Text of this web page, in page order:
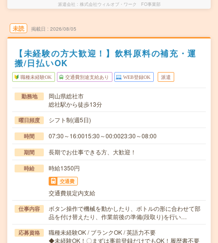
派遣会社 株式会社ウィルオブ・ワーク FO事業部
未読 掲載日 2026/08/05
【未経験の方大歓迎！】飲料原料の補充・運
搬/日払いOK
職種未経験OK 交通費別途支給あり WEB登録OK 派遣
勤務地
岡山県総社市
総社駅から徒歩13分
曜日頻度 シフト制(週5日)
時間 07:30～16:0015:30～00:0023:30～08:00
期間 長期でお仕事できる方、大歓迎！
時給 時給1350円
交通費
交通費規定内支給
仕事内容
ボタン操作で機械を動かしたり、ボトルの形に合わせて部
品を付け替えたり、作業前後の準備(段取り)を行い…
応募資格
職種未経験OK / ブランクOK / 英語力不要
◆未経験OK！〇まずは事前登録だけでもOK！履歴書不要